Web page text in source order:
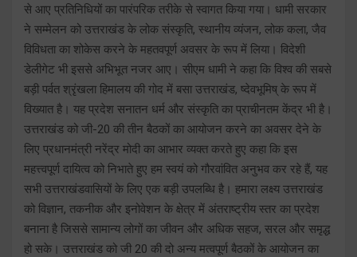
से आए प्रतिनिधियों का पारंपरिक तरीके से स्वागत किया गया। धामी सरकार
ने सम्मेलन को उत्तराखंड के लोक संस्कृति, स्थानीय व्यंजन, लोक कला, जैव
विविधता का शोकेस करने के महतवपूर्ण अवसर के रूप में लिया। विदेशी
डेलीगेट भी इससे अभिभूत नजर आए। सीएम धामी ने कहा कि विश्व की सबसे
बड़ी पर्वत श्रृंखला हिमालय की गोद में बसा उत्तराखंड, ष्देवभूमिष् के रूप में
विख्यात है। यह प्रदेश सनातन धर्म और संस्कृति का प्राचीनतम केंद्र भी है।
उत्तराखंड को जी-20 की तीन बैठकों का आयोजन करने का अवसर देने के
लिए प्रधानमंत्री नरेंद्र मोदी का आभार व्यक्त करते हुए कहा कि इस
महत्त्वपूर्ण दायित्व को निभाते हुए हम स्वयं को गौरवांवित अनुभव कर रहे हैं, यह
सभी उत्तराखंडवासियों के लिए एक बड़ी उपलब्धि है। हमारा लक्ष्य उत्तराखंड
को विज्ञान, तकनीक और इनोवेशन के क्षेत्र में अंतराष्ट्रीय स्तर का प्रदेश
बनाना है जिससे सामान्य लोगों का जीवन और अधिक सहज, सरल और समृद्ध
हो सके। उत्तराखंड को जी 20 की दो अन्य मत्वपूर्ण बैठकों के आयोजन का